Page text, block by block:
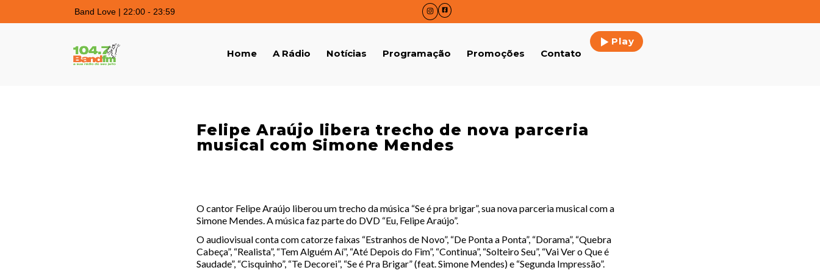
Band Love | 22:00 - 23:59
Home A Rádio Notícias Programação Promoções Contato
Play
Felipe Araújo libera trecho de nova parceria
musical com Simone Mendes
O cantor Felipe Araújo liberou um trecho da música “Se é pra brigar”, sua nova parceria musical com a
Simone Mendes. A música faz parte do DVD “Eu, Felipe Araújo”.
O audiovisual conta com catorze faixas “Estranhos de Novo”, “De Ponta a Ponta”, “Dorama”, “Quebra
Cabeça”, “Realista”, “Tem Alguém Aí”, “Até Depois do Fim”, “Continua”, “Solteiro Seu”, “Vai Ver o Que é
Saudade”, “Cisquinho”, “Te Decorei”, “Se é Pra Brigar” (feat. Simone Mendes) e “Segunda Impressão”.